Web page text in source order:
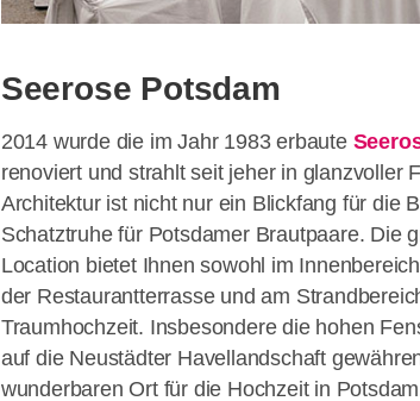
Seerose Potsdam
2014 wurde die im Jahr 1983 erbaute
renoviert und strahlt seit jeher in glanzvoller
Architektur ist nicht nur ein Blickfang für die
Schatztruhe für Potsdamer Brautpaare. Die
Location bietet Ihnen sowohl im
der Restaurantterrasse und am
Traumhochzeit. Insbesondere die hohen
auf die Neustädter Havellandschaft
wunderbaren Ort für die Hochzeit in